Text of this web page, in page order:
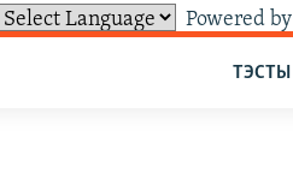
Powered by
ТЭСТЫ